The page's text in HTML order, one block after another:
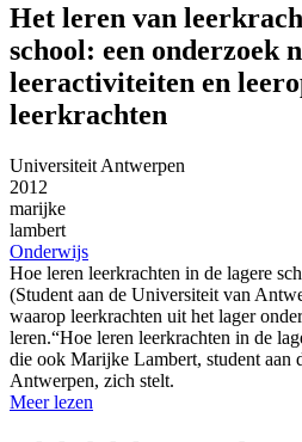
Het leren van
school: een onderzoek
leeractiviteiten en
leerkrachten
Universiteit Antwerpen
2012
marijke
lambert
Onderwijs
Hoe leren leerkrachten in de lagere
(Student aan de Universiteit van
waarop leerkrachten uit het lager
leren.“Hoe leren leerkrachten in de
die ook Marijke Lambert, student aan
Antwerpen, zich stelt.
Meer lezen